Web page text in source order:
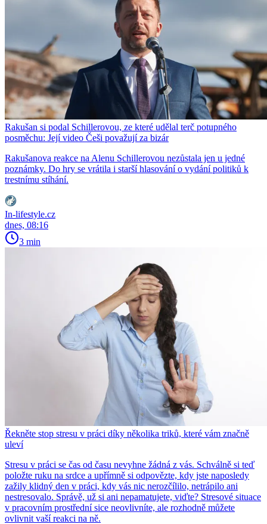
Rakušan si podal Schillerovou, ze které udělal terč potupného
posměchu: Její video Češi považují za bizár
Rakušanova reakce na Alenu Schillerovou nezůstala jen u jedné
poznámky. Do hry se vrátila i starší hlasování o vydání politiků k
trestnímu stíhání.
In-lifestyle.cz
dnes, 08:16
3 min
Řekněte stop stresu v práci díky několika triků, které vám značně
uleví
Stresu v práci se čas od času nevyhne žádná z vás. Schválně si teď
položte ruku na srdce a upřímně si odpovězte, kdy jste naposledy
zažily klidný den v práci, kdy vás nic nerozčílilo, netrápilo ani
nestresovalo. Správě, už si ani nepamatujete, viďte? Stresové situace
v pracovním prostřední sice neovlivníte, ale rozhodně můžete
ovlivnit vaší reakci na ně.